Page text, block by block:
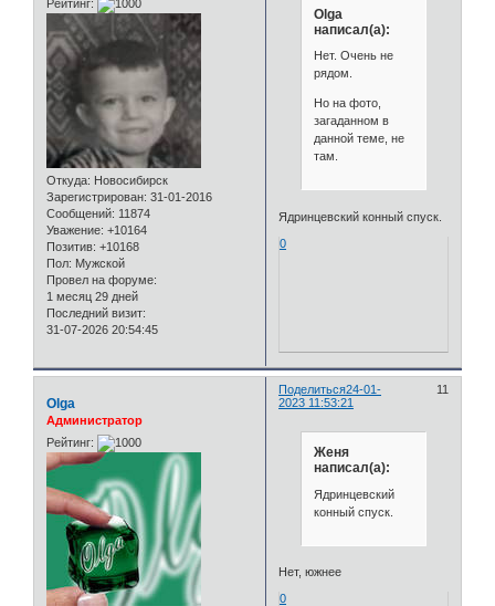
Рейтинг:
Откуда: Новосибирск
Зарегистрирован: 31-01-2016
Сообщений: 11874
Уважение: +10164
Позитив: +10168
Пол: Мужской
Провел на форуме:
1 месяц 29 дней
Последний визит:
31-07-2026 20:54:45
Olga
написал(а):
Нет. Очень не
рядом.
Но на фото,
загаданном в
данной теме, не
там.
Ядринцевский конный спуск.
0
Поделиться 11
24-01-
2023 11:53:21
Olga
Администратор
Рейтинг:
Женя
написал(а):
Ядринцевский
конный спуск.
Нет, южнее
0